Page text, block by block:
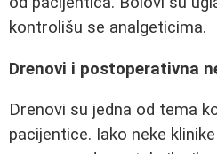
kontrolišu se analgeticima.
Drenovi i postoperativna
Drenovi su jedna od tema
pacijentice. Iako neke